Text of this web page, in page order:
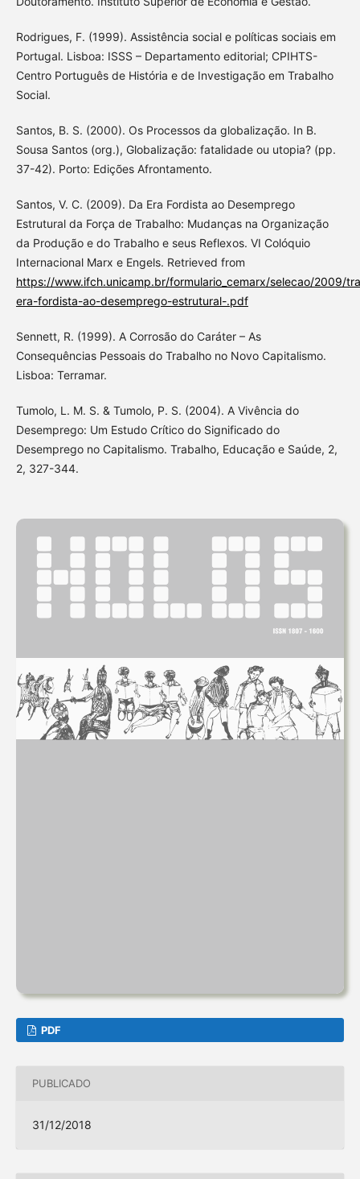
Rodrigues, F. (1999). Assistência social e políticas sociais em
Portugal. Lisboa: ISSS – Departamento editorial; CPIHTS-
Centro Português de História e de Investigação em Trabalho
Social.
Santos, B. S. (2000). Os Processos da globalização. In B.
Sousa Santos (org.), Globalização: fatalidade ou utopia? (pp.
37-42). Porto: Edições Afrontamento.
Santos, V. C. (2009). Da Era Fordista ao Desemprego
Estrutural da Força de Trabalho: Mudanças na Organização
da Produção e do Trabalho e seus Reflexos. VI Colóquio
Internacional Marx e Engels. Retrieved from
https://www.ifch.unicamp.br/formulario_cemarx/selecao/2009/
era-fordista-ao-desemprego-estrutural-.pdf
Sennett, R. (1999). A Corrosão do Caráter – As
Consequências Pessoais do Trabalho no Novo Capitalismo.
Lisboa: Terramar.
Tumolo, L. M. S. & Tumolo, P. S. (2004). A Vivência do
Desemprego: Um Estudo Crítico do Significado do
Desemprego no Capitalismo. Trabalho, Educação e Saúde, 2,
2, 327-344.
PDF
PUBLICADO
31/12/2018